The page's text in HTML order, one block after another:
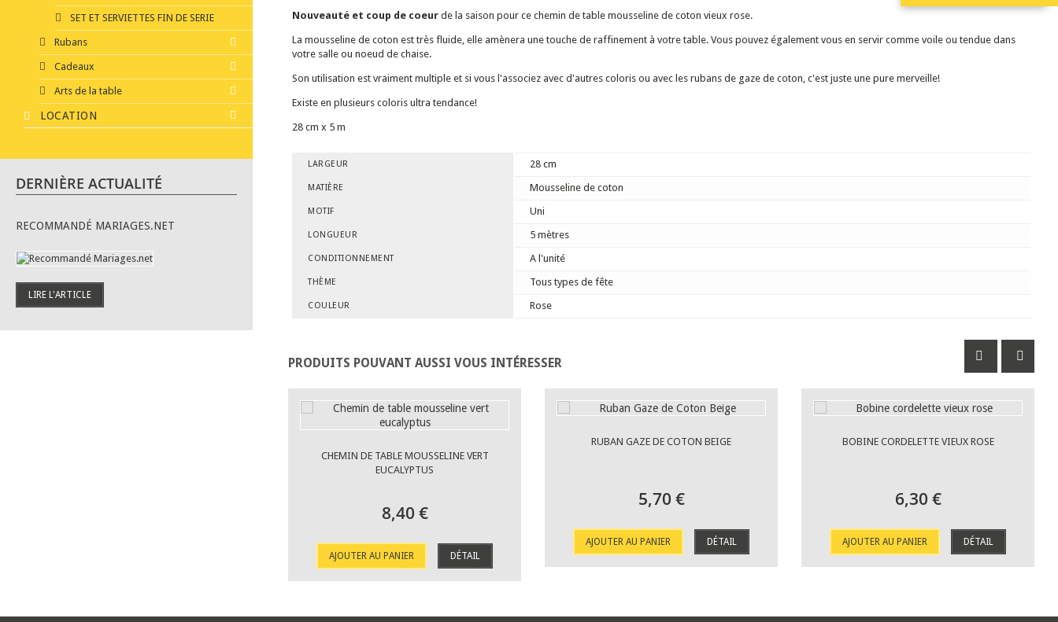
SET ET SERVIETTES FIN DE SERIE
Rubans
Cadeaux
Arts de la table
LOCATION
DERNIÈRE ACTUALITÉ
RECOMMANDÉ MARIAGES.NET
LIRE L'ARTICLE
Nouveauté et coup de coeur de la saison pour ce chemin de table mousseline de coton vieux rose.
La mousseline de coton est très fluide, elle amènera une touche de raffinement à votre table. Vous pouvez également vous en servir comme voile ou tendue dans
votre salle ou noeud de chaise.
Son utilisation est vraiment multiple et si vous l'associez avec d'autres coloris ou avec les rubans de gaze de coton, c'est juste une pure merveille!
Existe en plusieurs coloris ultra tendance!
28 cm x 5 m
LARGEUR 28 cm
MATIÈRE Mousseline de coton
MOTIF Uni
LONGUEUR 5 mètres
CONDITIONNEMENT A l'unité
THÈME Tous types de fête
COULEUR Rose
PRODUITS POUVANT AUSSI VOUS INTÉRESSER
CHEMIN DE TABLE MOUSSELINE VERT
EUCALYPTUS
8,40 €
AJOUTER AU PANIER DÉTAIL
RUBAN GAZE DE COTON BEIGE
5,70 €
AJOUTER AU PANIER DÉTAIL
BOBINE CORDELETTE VIEUX ROSE
6,30 €
AJOUTER AU PANIER DÉTAIL